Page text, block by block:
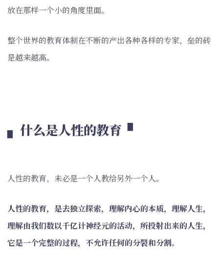
放在那样一个小的角度里面。
整个世界的教育体制在不断的产出各种各样的专家，垒的砖
是越来越高。
▖ 什么是人性的教育 ▘
人性的教育，未必是一个人教给另外一个人。
人性的教育，是去独立探索，理解内心的本质，理解人生，
理解由我们数以千亿计神经元的活动，所投射出来的人生，
它是一个完整的过程，不允许任何的分裂和分割。